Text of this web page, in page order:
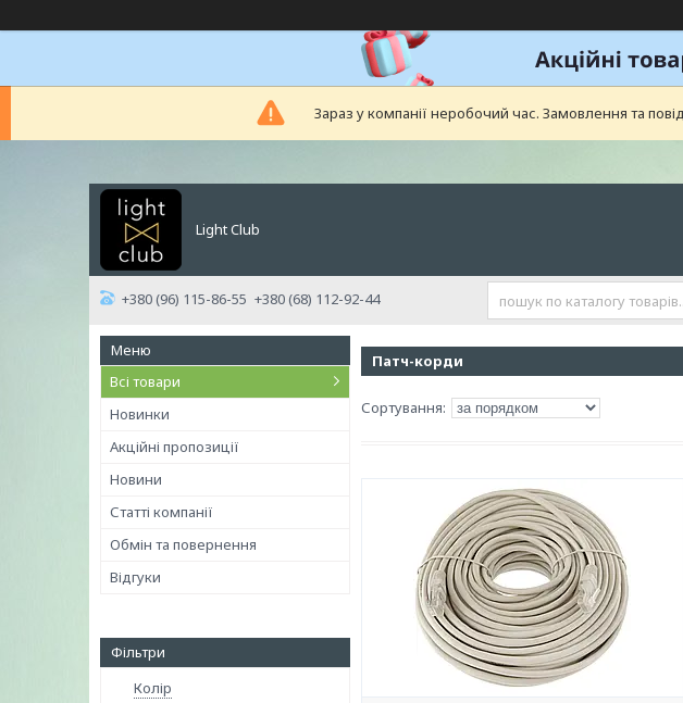
Зараз у компанії неробочий час. Замовлення та
Light Club
+380 (96) 115-86-55 +380 (68) 112-92-44
Всі товари
Новинки
Акційні пропозиції
Новини
Статті компанії
Обмін та повернення
Відгуки
Фільтри
Колір
Патч-корди